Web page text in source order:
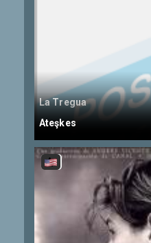
La Tregua
Ateşkes